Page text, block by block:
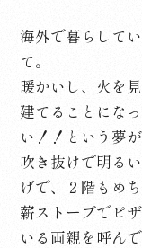
海外で暮らして
て。
暖かいし、火を
建てることにな
い！！という夢
吹き抜けで明る
げで、２階もめ
薪ストーブでピ
いる両親を呼ん